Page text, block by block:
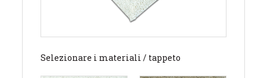
Selezionare i materiali / tappeto